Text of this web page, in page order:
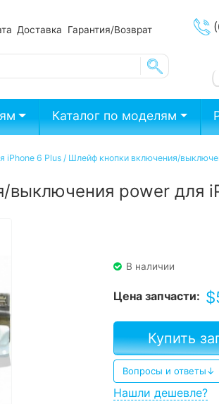
Доставка Гарантия/Возврат
Каталог по моделям
iPhone 6 Plus / Шлейф кнопки включения/
выключения power для
В наличии
Цена запчасти: $
Купить
Вопросы и ответы↓
Нашли дешевле?